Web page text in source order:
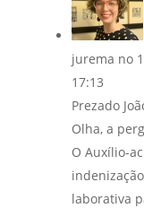
jurema no
17:13
Prezado
Olha, a
O Auxílio-
laborativa